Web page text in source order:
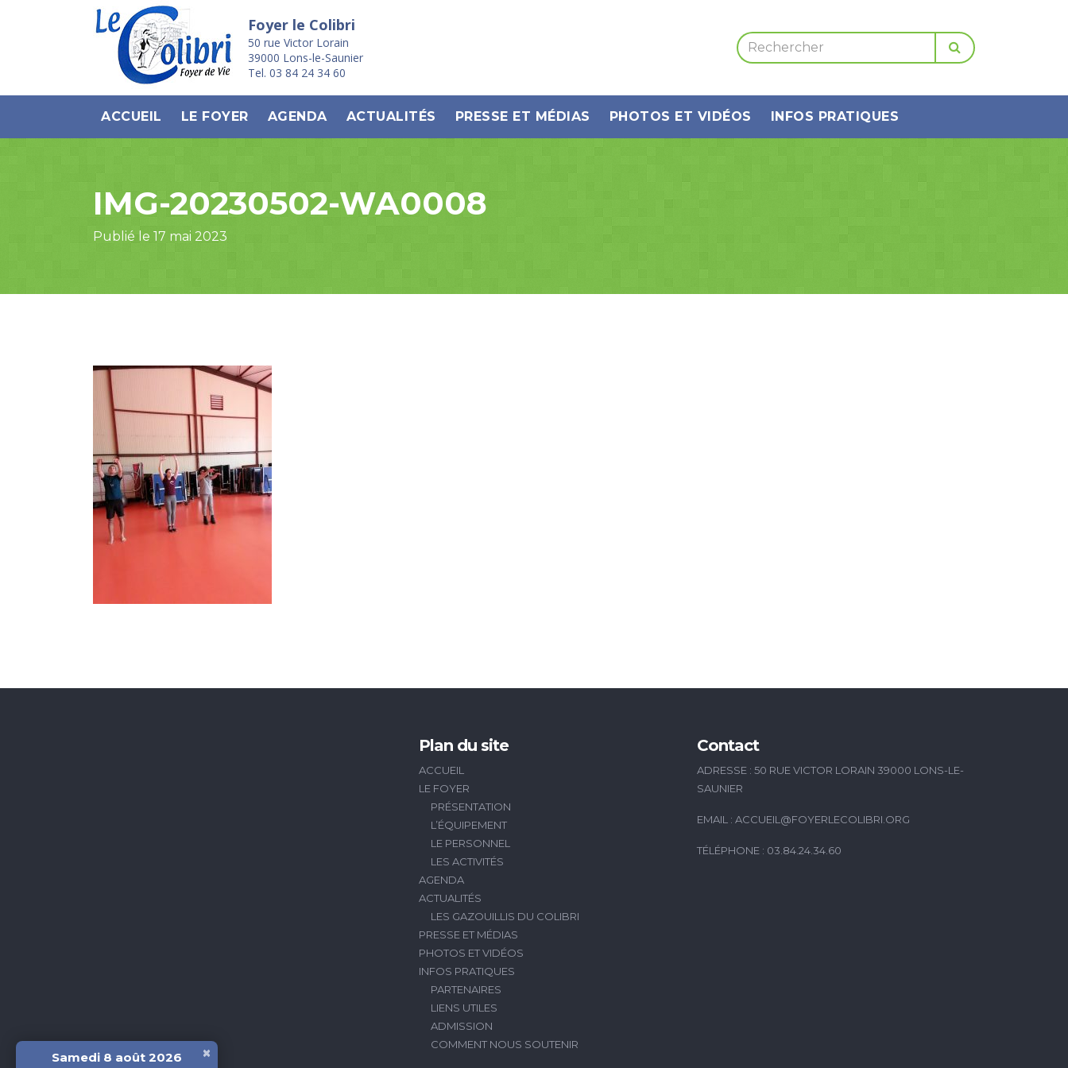
Foyer le Colibri
50 rue Victor Lorain
39000 Lons-le-Saunier
Tel. 03 84 24 34 60
ACCUEIL LE FOYER AGENDA ACTUALITÉS PRESSE ET MÉDIAS PHOTOS ET VIDÉOS INFOS PRATIQUES
IMG-20230502-WA0008
Publié le 17 mai 2023
Plan du site
ACCUEIL
LE FOYER
PRÉSENTATION
L’ÉQUIPEMENT
LE PERSONNEL
LES ACTIVITÉS
AGENDA
ACTUALITÉS
LES GAZOUILLIS DU COLIBRI
PRESSE ET MÉDIAS
PHOTOS ET VIDÉOS
INFOS PRATIQUES
PARTENAIRES
LIENS UTILES
ADMISSION
COMMENT NOUS SOUTENIR
Contact
ADRESSE : 50 RUE VICTOR LORAIN 39000 LONS-LE-
SAUNIER
EMAIL : ACCUEIL@FOYERLECOLIBRI.ORG
TÉLÉPHONE : 03.84.24.34.60
Samedi 8 août 2026 ×